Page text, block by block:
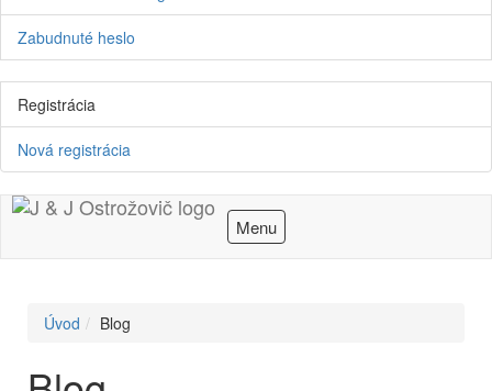
Zabudnuté heslo
Registrácia
Nová registrácia
Menu
Úvod Blog